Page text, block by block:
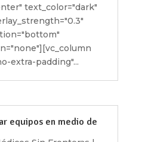
text_color="dark"
extra-padding"...
equipos en medio de